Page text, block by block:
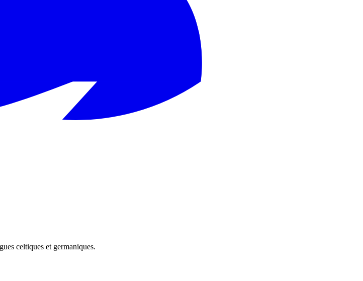
celtiques et germaniques.